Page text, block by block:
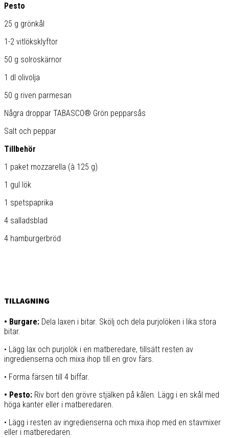
Pesto
25 g grönkål
1-2 vitlöksklyftor
50 g solroskärnor
1 dl olivolja
50 g riven parmesan
Några droppar TABASCO® Grön pepparsås
Salt och peppar
Tillbehör
1 paket mozzarella (à 125 g)
1 gul lök
1 spetspaprika
4 salladsblad
4 hamburgerbröd
TILLAGNING
• Burgare: Dela laxen i bitar. Skölj och dela purjolöken i lika stora
bitar.
• Lägg lax och purjolök i en matberedare, tillsätt resten av
ingredienserna och mixa ihop till en grov färs.
• Forma färsen till 4 biffar.
• Pesto: Riv bort den grövre stjälken på kålen. Lägg i en skål med
höga kanter eller i matberedaren.
• Lägg i resten av ingredienserna och mixa ihop med en stavmixer
eller i matberedaren.